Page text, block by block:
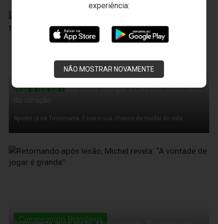
experiência:
NÃO MOSTRAR NOVAMENTE
Hoje é dia de Timemania. Marque o CearáSC como time
Aposte já na Timemania. Essa é sua chance de mudar de vida
12 de Novembro de 2011
Campeonato Brasileiro